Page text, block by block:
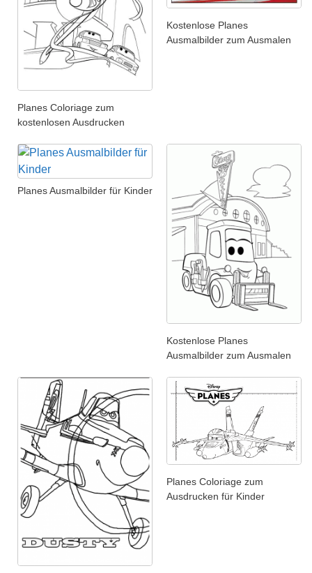
Planes Coloriage zum
kostenlosen Ausdrucken
Kostenlose Planes
Ausmalbilder zum Ausmalen
Planes Ausmalbilder für Kinder
Kostenlose Planes
Ausmalbilder zum Ausmalen
Planes Coloriage zum
Ausdrucken für Kinder